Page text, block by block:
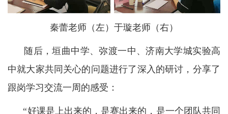
秦蕾老师（左）于璇老师（右）
随后，垣曲中学、弥渡一中、济南大学城实验高
中就大家共同关心的问题进行了深入的研讨，分享了
跟岗学习交流一周的感受：
“好课是上出来的，是赛出来的，是一个团队共同